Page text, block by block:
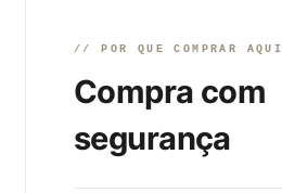
// POR QUE COMPRAR AQUI
Compra com
segurança